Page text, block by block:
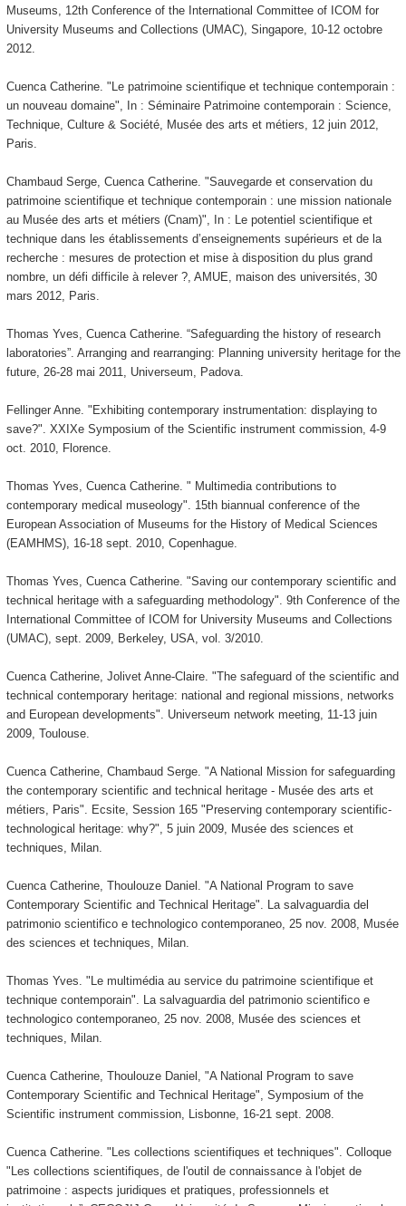
Museums, 12th Conference of the International Committee of ICOM for
University Museums and Collections (UMAC), Singapore, 10-12 octobre
2012.
Cuenca Catherine. "Le patrimoine scientifique et technique contemporain :
un nouveau domaine", In : Séminaire Patrimoine contemporain : Science,
Technique, Culture & Société, Musée des arts et métiers, 12 juin 2012,
Paris.
Chambaud Serge, Cuenca Catherine. "Sauvegarde et conservation du
patrimoine scientifique et technique contemporain : une mission nationale
au Musée des arts et métiers (Cnam)", In : Le potentiel scientifique et
technique dans les établissements d’enseignements supérieurs et de la
recherche : mesures de protection et mise à disposition du plus grand
nombre, un défi difficile à relever ?, AMUE, maison des universités, 30
mars 2012, Paris.
Thomas Yves, Cuenca Catherine. “Safeguarding the history of research
laboratories”. Arranging and rearranging: Planning university heritage for the
future, 26-28 mai 2011, Universeum, Padova.
Fellinger Anne. "Exhibiting contemporary instrumentation: displaying to
save?". XXIXe Symposium of the Scientific instrument commission, 4-9
oct. 2010, Florence.
Thomas Yves, Cuenca Catherine. " Multimedia contributions to
contemporary medical museology". 15th biannual conference of the
European Association of Museums for the History of Medical Sciences
(EAMHMS), 16-18 sept. 2010, Copenhague.
Thomas Yves, Cuenca Catherine. "Saving our contemporary scientific and
technical heritage with a safeguarding methodology". 9th Conference of the
International Committee of ICOM for University Museums and Collections
(UMAC), sept. 2009, Berkeley, USA, vol. 3/2010.
Cuenca Catherine, Jolivet Anne-Claire. "The safeguard of the scientific and
technical contemporary heritage: national and regional missions, networks
and European developments". Universeum network meeting, 11-13 juin
2009, Toulouse.
Cuenca Catherine, Chambaud Serge. "A National Mission for safeguarding
the contemporary scientific and technical heritage - Musée des arts et
métiers, Paris". Ecsite, Session 165 "Preserving contemporary scientific-
technological heritage: why?", 5 juin 2009, Musée des sciences et
techniques, Milan.
Cuenca Catherine, Thoulouze Daniel. "A National Program to save
Contemporary Scientific and Technical Heritage". La salvaguardia del
patrimonio scientifico e technologico contemporaneo, 25 nov. 2008, Musée
des sciences et techniques, Milan.
Thomas Yves. "Le multimédia au service du patrimoine scientifique et
technique contemporain". La salvaguardia del patrimonio scientifico e
technologico contemporaneo, 25 nov. 2008, Musée des sciences et
techniques, Milan.
Cuenca Catherine, Thoulouze Daniel, "A National Program to save
Contemporary Scientific and Technical Heritage", Symposium of the
Scientific instrument commission, Lisbonne, 16-21 sept. 2008.
Cuenca Catherine. "Les collections scientifiques et techniques". Colloque
"Les collections scientifiques, de l'outil de connaissance à l'objet de
patrimoine : aspects juridiques et pratiques, professionnels et